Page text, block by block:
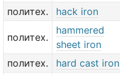
политех.
hack iron
политех.
hammered
sheet iron
политех.
hard cast iron